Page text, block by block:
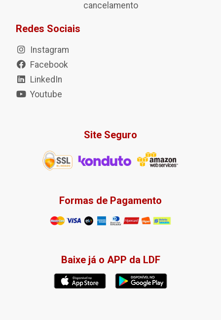
cancelamento
Redes Sociais
Instagram
Facebook
LinkedIn
Youtube
Site Seguro
Formas de Pagamento
Baixe já o APP da LDF